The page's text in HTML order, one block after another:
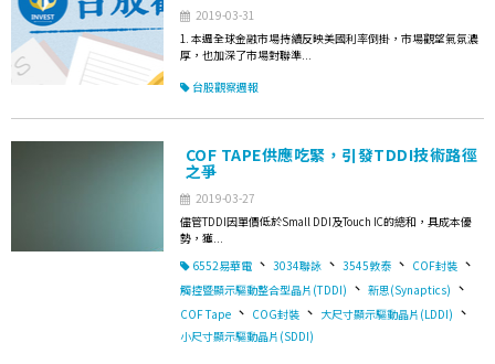
2019-03-31
1. 本週全球金融市場持續反映美國利率倒掛，市場觀望氣氛濃
厚，也加深了市場對聯準...
台股觀察週報
COF TAPE供應吃緊，引發TDDI技術路徑
之爭
2019-03-27
儘管TDDI因單價低於Small DDI及Touch IC的總和，具成本優
勢，獲...
6552易華電 、 3034聯詠 、 3545敦泰 、 COF封裝 、
觸控暨顯示驅動整合型晶片(TDDI) 、 新思(Synaptics) 、
COF Tape 、 COG封裝 、 大尺寸顯示驅動晶片(LDDI) 、
小尺寸顯示驅動晶片(SDDI)